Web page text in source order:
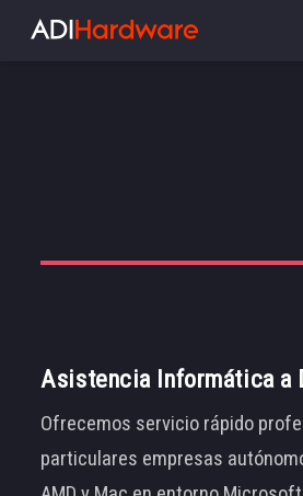
Asistencia Informática a
Ofrecemos servicio rápido
particulares empresas